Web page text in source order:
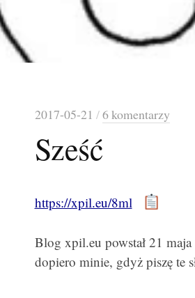
2017-05-21 /6 komentarzy
Sześć
https://xpil.eu/8ml
Blog xpil.eu powstał 21
dopiero minie, gdyż piszę te